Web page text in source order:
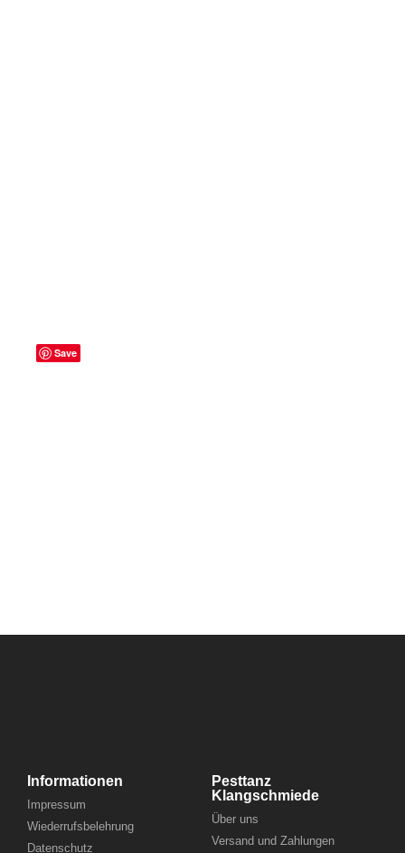
Informationen
Impressum
Wiederrufsbelehrung
Datenschutz
Pesttanz
Klangschmiede
Über uns
Versand und Zahlungen